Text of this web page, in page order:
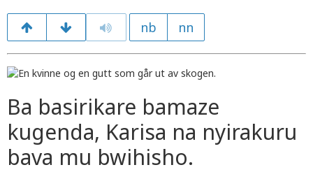
nb nn
Ba basirikare bamaze
kugenda, Karisa na nyirakuru
bava mu bwihisho.